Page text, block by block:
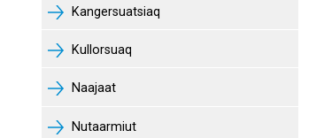
Kangersuatsiaq
Kullorsuaq
Naajaat
Nutaarmiut